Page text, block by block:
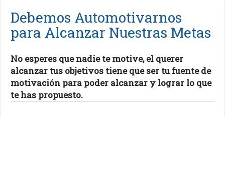
Debemos Automotivarnos
para Alcanzar Nuestras Metas
No esperes que nadie te motive, el querer
alcanzar tus objetivos tiene que ser tu fuente de
motivación para poder alcanzar y lograr lo que
te has propuesto.